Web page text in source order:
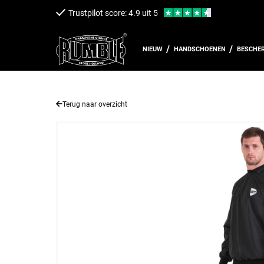
naar de contentTrustpilot score: 4.9 uit 5
NIEUW HANDSCHOENEN
Terug naar overzicht